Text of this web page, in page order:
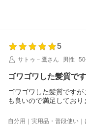
5
サトゥ－鷹さん
男性
ゴワゴワした髪質で
ゴワゴワした髪質です
も良いので満足しており
自分用｜実用品・普段使い｜